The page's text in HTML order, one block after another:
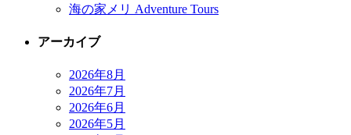
海の家メリ Adventure Tours
アーカイブ
2026年8月
2026年7月
2026年6月
2026年5月